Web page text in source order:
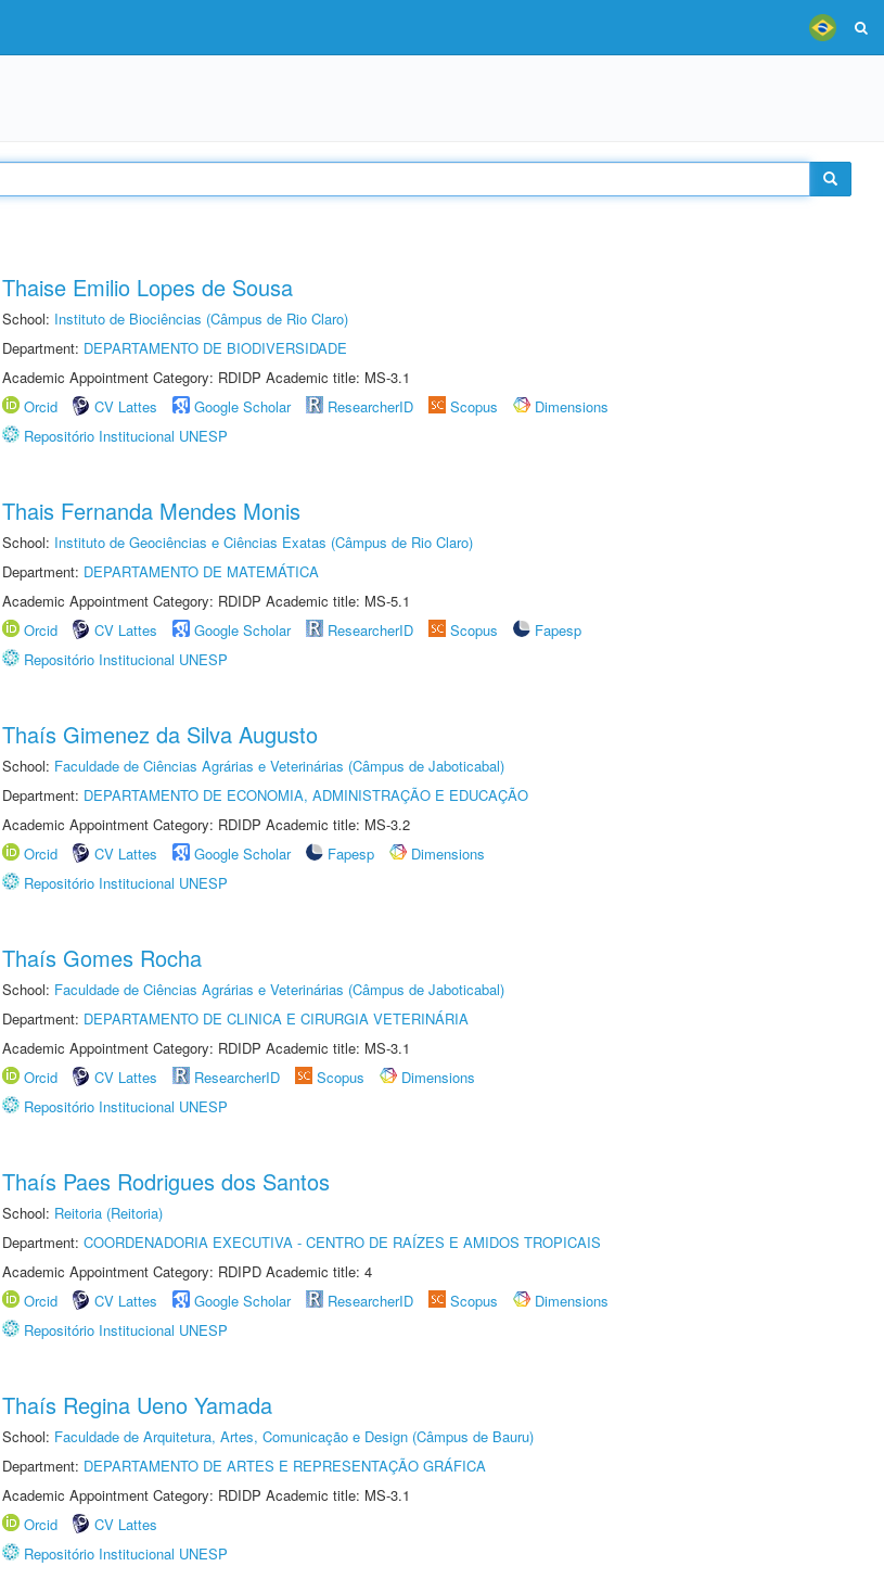
Thaise Emilio Lopes de Sousa
School: Instituto de Biociências (Câmpus de Rio Claro)
Department: DEPARTAMENTO DE BIODIVERSIDADE
Academic Appointment Category: RDIDP Academic title: MS-3.1
Orcid
CV Lattes Google Scholar ResearcherID Scopus
Dimensions
Repositório Institucional UNESP
Thais Fernanda Mendes Monis
School: Instituto de Geociências e Ciências Exatas (Câmpus de Rio Claro)
Department: DEPARTAMENTO DE MATEMÁTICA
Academic Appointment Category: RDIDP Academic title: MS-5.1
Orcid
CV Lattes Google Scholar ResearcherID Scopus
Fapesp
Repositório Institucional UNESP
Thaís Gimenez da Silva Augusto
School: Faculdade de Ciências Agrárias e Veterinárias (Câmpus de Jaboticabal)
Department: DEPARTAMENTO DE ECONOMIA, ADMINISTRAÇÃO E EDUCAÇÃO
Academic Appointment Category: RDIDP Academic title: MS-3.2
Orcid
CV Lattes Google Scholar Fapesp
Dimensions
Repositório Institucional UNESP
Thaís Gomes Rocha
School: Faculdade de Ciências Agrárias e Veterinárias (Câmpus de Jaboticabal)
Department: DEPARTAMENTO DE CLINICA E CIRURGIA VETERINÁRIA
Academic Appointment Category: RDIDP Academic title: MS-3.1
Orcid
CV Lattes ResearcherID Scopus
Dimensions
Repositório Institucional UNESP
Thaís Paes Rodrigues dos Santos
School: Reitoria (Reitoria)
Department: COORDENADORIA EXECUTIVA - CENTRO DE RAÍZES E AMIDOS TROPICAIS
Academic Appointment Category: RDIPD Academic title: 4
Orcid
CV Lattes Google Scholar ResearcherID Scopus
Dimensions
Repositório Institucional UNESP
Thaís Regina Ueno Yamada
School: Faculdade de Arquitetura, Artes, Comunicação e Design (Câmpus de Bauru)
Department: DEPARTAMENTO DE ARTES E REPRESENTAÇÃO GRÁFICA
Academic Appointment Category: RDIDP Academic title: MS-3.1
Orcid
CV Lattes
Repositório Institucional UNESP